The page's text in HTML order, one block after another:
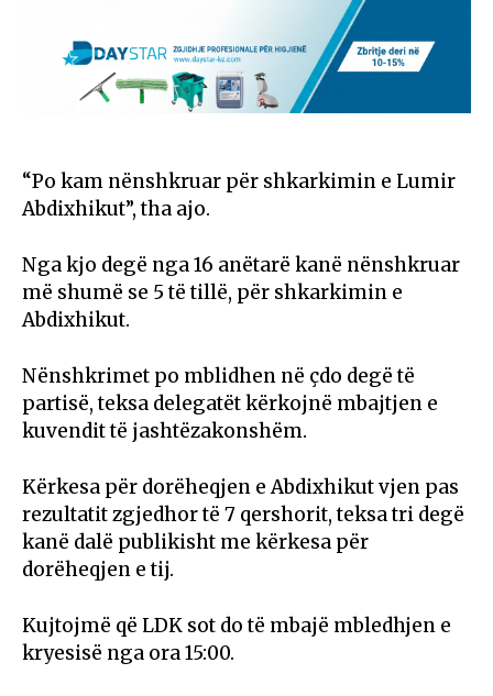
“Po kam nënshkruar për shkarkimin e Lumir
Abdixhikut”, tha ajo.
Nga kjo degë nga 16 anëtarë kanë nënshkruar
më shumë se 5 të tillë, për shkarkimin e
Abdixhikut.
Nënshkrimet po mblidhen në çdo degë të
partisë, teksa delegatët kërkojnë mbajtjen e
kuvendit të jashtëzakonshëm.
Kërkesa për dorëheqjen e Abdixhikut vjen pas
rezultatit zgjedhor të 7 qershorit, teksa tri degë
kanë dalë publikisht me kërkesa për
dorëheqjen e tij.
Kujtojmë që LDK sot do të mbajë mbledhjen e
kryesisë nga ora 15:00.